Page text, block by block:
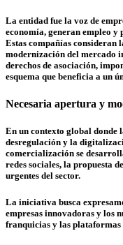
La entidad fue la voz de
economía, generan empleo
Estas compañías
modernización del mercado
derechos de asociación,
esquema que beneficia a un
Necesaria apertura y
En un contexto global
desregulación y la
comercialización se
redes sociales, la propuesta
urgentes del sector.
La iniciativa busca
empresas innovadoras y los
franquicias y las plataformas